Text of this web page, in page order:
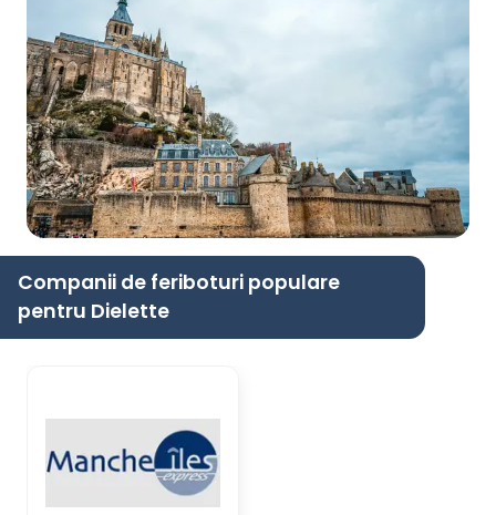
Companii de feriboturi populare
pentru Dielette